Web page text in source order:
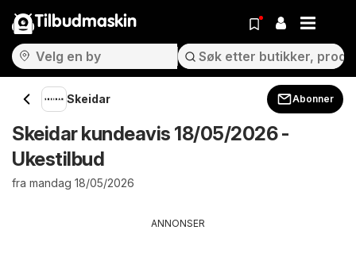
Tilbudmaskin
Skeidar Abonner
Skeidar kundeavis 18/05/2026 -
Ukestilbud
fra mandag 18/05/2026
ANNONSER